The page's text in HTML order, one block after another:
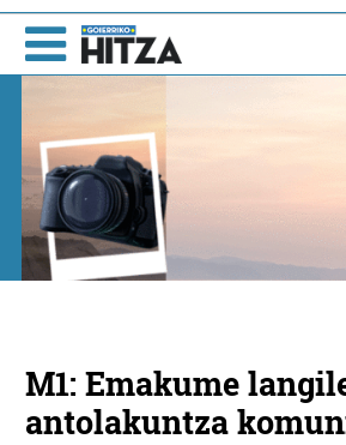
M1: Emakume
antolakuntza